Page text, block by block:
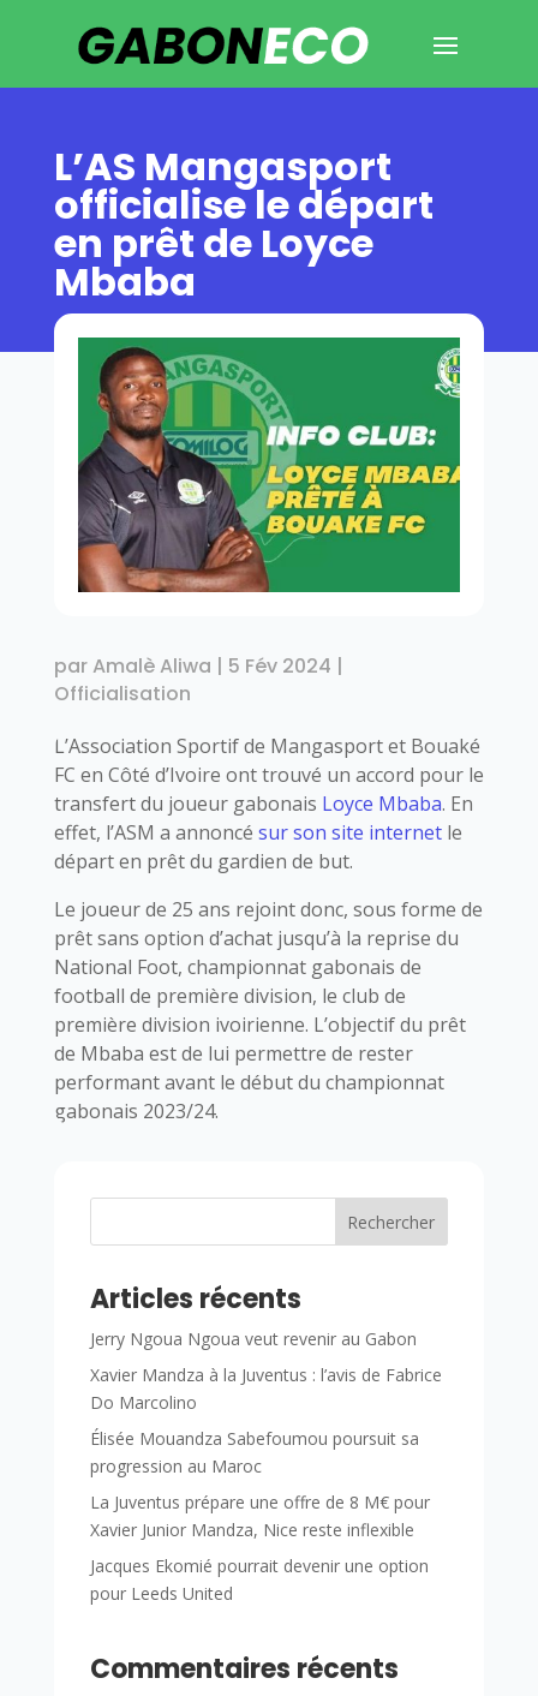
L’AS Mangasport
officialise le départ
en prêt de Loyce
Mbaba
parAmalè Aliwa | 5 Fév 2024 |
Officialisation
L’Association Sportif de Mangasport et Bouaké
FC en Côté d’Ivoire ont trouvé un accord pour le
transfert du joueur gabonais Loyce Mbaba. En
effet, l’ASM a annoncé sur son site internetle
départ en prêt du gardien de but.
Le joueur de 25 ans rejoint donc, sous forme de
prêt sans option d’achat jusqu’à la reprise du
National Foot, championnat gabonais de
football de première division, le club de
première division ivoirienne. L’objectif du prêt
de Mbaba est de lui permettre de rester
performant avant le début du championnat
gabonais 2023/24.
Rechercher
Articles récents
Jerry Ngoua Ngoua veut revenir au Gabon
Xavier Mandza à la Juventus : l’avis de Fabrice
Do Marcolino
Élisée Mouandza Sabefoumou poursuit sa
progression au Maroc
La Juventus prépare une offre de 8 M€ pour
Xavier Junior Mandza, Nice reste inflexible
Jacques Ekomié pourrait devenir une option
pour Leeds United
Commentaires récents